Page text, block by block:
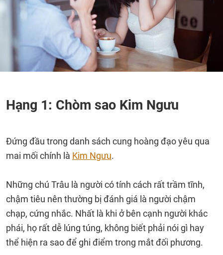
Hạng 1: Chòm sao Kim Ngưu
Đứng đầu trong danh sách cung hoàng đạo yêu qua
mai mối chính là Kim Ngưu.
Những chú Trâu là người có tính cách rất trầm tĩnh,
chậm tiêu nên thường bị đánh giá là người chậm
chạp, cứng nhắc. Nhất là khi ở bên cạnh người khác
phái, họ rất dễ lúng túng, không biết phải nói gì hay
thể hiện ra sao để ghi điểm trong mắt đối phương.